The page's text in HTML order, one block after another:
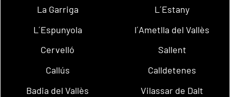
La Garriga
L´Estany
L´Espunyola
l´Ametlla del Vallès
Cervelló
Sallent
Callús
Calldetenes
Badia del Vallès
Vilassar de Dalt